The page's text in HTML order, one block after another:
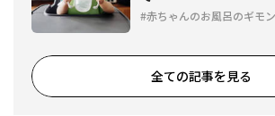
赤ちゃんのお風呂のギモン
全ての記事を見る